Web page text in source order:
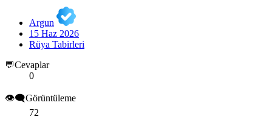
Argun
15 Haz 2026
Rüya Tabirleri
💬Cevaplar
0
👁️‍🗨️Görüntüleme
72